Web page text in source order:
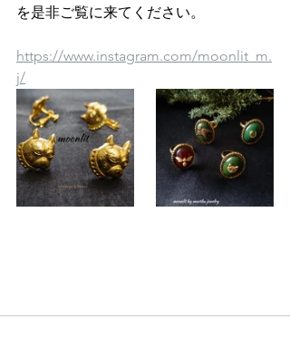
を是非ご覧に来てください。
https://www.instagram.com/moonlit_m.
j/